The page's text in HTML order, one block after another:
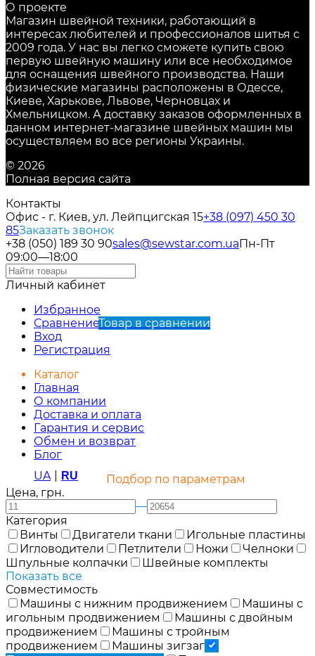
О проекте
Магазин швейной техники, работающий в
интересах любителей и профессионалов шитья с
2009 года. У нас вы легко сможете купить свою
первую швейную машину или все необходимое
для оснащения швейного производства. Наши
физические магазины расположены в Одессе,
Киеве, Харькове, Львове, Черновцах и
Хмельницком. А доставку заказов оформленных в
данном интернет-магазине швейных машин мы
осуществляем во все регионы Украины.
© 2026
Полная версия сайта
Контакты
Офис - г. Киев, ул. Лейпцигская 15+38 (097) 450 30
85Заказать звонок
+38 (050) 189 30 90sales@sewstar.com.uaПн-Пт
09:00—18:00
Личный кабинет
Избранное
СравнениеТовар в сравнении
Вход
Регистрация
Каталог
Главная
О компании
Доставка и оплата
Гарантия и сервис
Обмен и возврат
Блог
UA
RU
Подбор по параметрам
Цена, грн.
—
Категория
Винты
Двигатели ткани
Игольные пластины
Игловодители
Петлители Ножи
Челноки
Шпульные колпачки
Швейные комплекты
Показать все
Совместимость
Машины с нижним продвижением
Машины с
игольным продвижением
Машины с двойным
продвижением
Машины с тройным
продвижением
Машины зигзаг